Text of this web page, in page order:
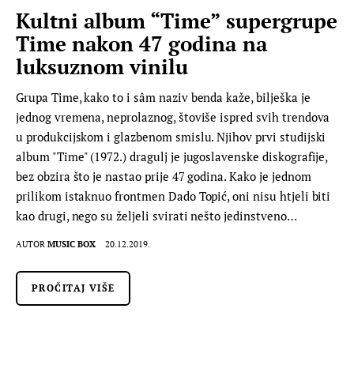
Kultni album “Time” supergrupe
Time nakon 47 godina na
luksuznom vinilu
Grupa Time, kako to i sâm naziv benda kaže, bilješka je
jednog vremena, neprolaznog, štoviše ispred svih trendova
u produkcijskom i glazbenom smislu. Njihov prvi studijski
album "Time" (1972.) dragulj je jugoslavenske diskografije,
bez obzira što je nastao prije 47 godina. Kako je jednom
prilikom istaknuo frontmen Dado Topić, oni nisu htjeli biti
kao drugi, nego su željeli svirati nešto jedinstveno…
AUTOR MUSIC BOX 20.12.2019.
PROČITAJ VIŠE